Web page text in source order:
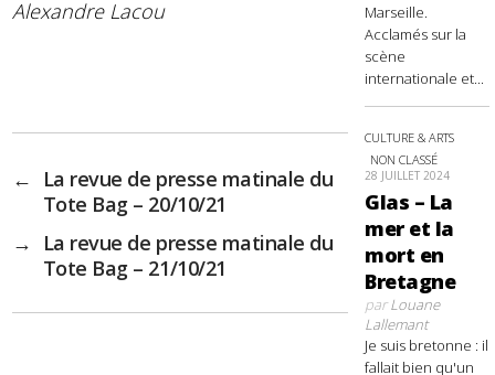
Alexandre Lacou
←
La revue de presse matinale du
Tote Bag – 20/10/21
→
La revue de presse matinale du
Tote Bag – 21/10/21
Marseille.
Acclamés sur la
scène
internationale et...
CULTURE & ARTS
NON CLASSÉ
28 JUILLET 2024
Glas – La
mer et la
mort en
Bretagne
parLouane
Lallemant
Je suis bretonne : il
fallait bien qu'un